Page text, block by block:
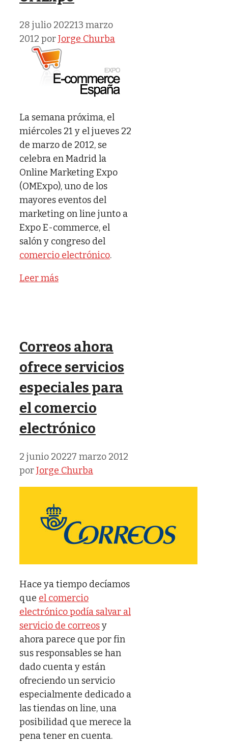
28 julio 202213 marzo
2012 porJorge Churba
La semana próxima, el
miércoles 21 y el jueves 22
de marzo de 2012, se
celebra en Madrid la
Online Marketing Expo
(OMExpo), uno de los
mayores eventos del
marketing on line junto a
Expo E-commerce, el
salón y congreso del
comercio electrónico.
Leer más
Correos ahora
ofrece servicios
especiales para
el comercio
electrónico
2 junio 20227 marzo 2012
porJorge Churba
Hace ya tiempo decíamos
que el comercio
electrónico podía salvar al
servicio de correosy
ahora parece que por fin
sus responsables se han
dado cuenta y están
ofreciendo un servicio
especialmente dedicado a
las tiendas on line, una
posibilidad que merece la
pena tener en cuenta.